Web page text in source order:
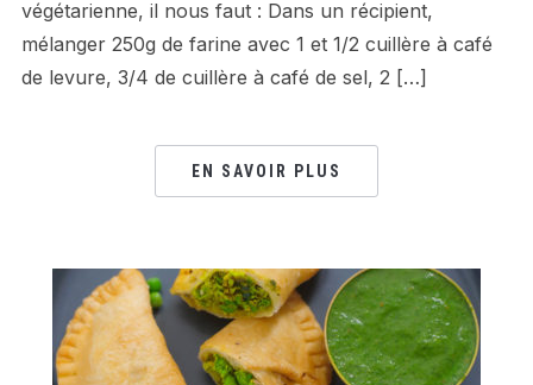
végétarienne, il nous faut : Dans un récipient,
mélanger 250g de farine avec 1 et 1/2 cuillère à café
de levure, 3/4 de cuillère à café de sel, 2 […]
EN SAVOIR PLUS